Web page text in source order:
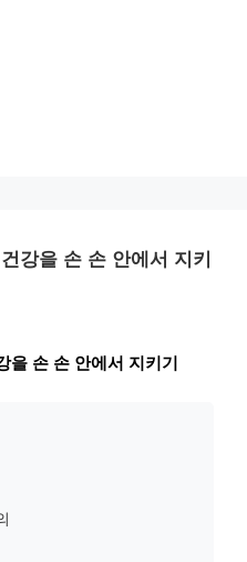
강을 손 손 안에서 지키
을 손 손 안에서 지키기